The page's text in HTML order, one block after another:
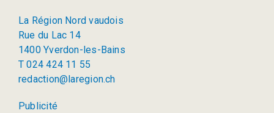
La Région Nord vaudois
Rue du Lac 14
1400 Yverdon-les-Bains
T 024 424 11 55
redaction@laregion.ch
Publicité